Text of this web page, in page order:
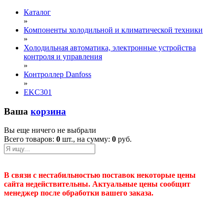
Каталог
»
Компоненты холодильной и климатической техники
»
Холодильная автоматика, электронные устройства
контроля и управления
»
Контроллер Danfoss
»
EKC301
Ваша корзина
Вы еще ничего не выбрали
Всего товаров: 0 шт., на сумму: 0 руб.
В связи с нестабильностью поставок некоторые цены
сайта недействительны. Актуальные цены сообщит
менеджер после обработки вашего заказа.